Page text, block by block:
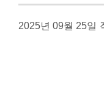
2025년 09월 25일